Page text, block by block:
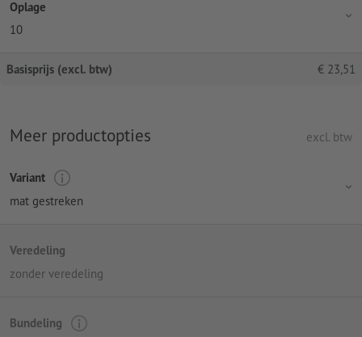
Oplage
10
Basisprijs (excl. btw) € 23,51
Meer productopties excl. btw
Variant
mat gestreken
Veredeling
zonder veredeling
Bundeling